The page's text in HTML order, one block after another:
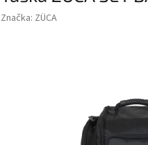
Značka: ZÜCA